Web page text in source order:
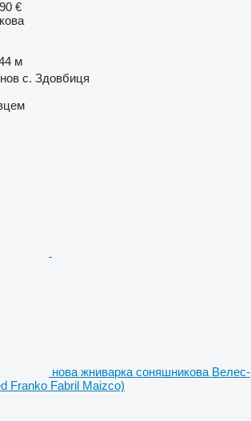
€
м
с. Здовбиця
нова жниварка соняшникова Велес-
Franko Fabril Maizco)